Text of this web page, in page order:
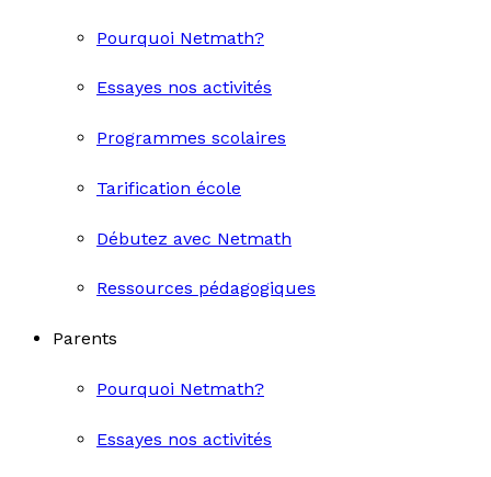
Pourquoi Netmath?
Essayes nos activités
Programmes scolaires
Tarification école
Débutez avec Netmath
Ressources pédagogiques
Parents
Pourquoi Netmath?
Essayes nos activités